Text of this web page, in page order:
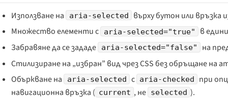
Използване на aria-selected
върху бутон или
Множество елементи с
aria-selected="true"
в
Забравяне да се зададе
aria-selected="false"
на
Стилизиране на „избран” вид чрез CSS без обръщане на
Объркване на
aria-selected с aria-checked
при
навигационна връзка ( current , не selected ).